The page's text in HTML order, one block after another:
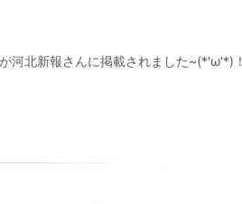
河北新報さんに掲載されました~(*'ω'*)！